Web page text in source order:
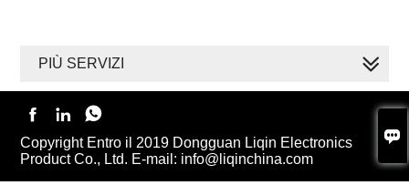

PIÙ SERVIZI
  
Copyright Entro il 2019 Dongguan Liqin Electronics
Product Co., Ltd. E-mail: info@liqinchina.com